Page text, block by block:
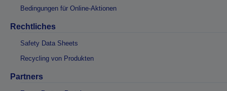
Bedingungen für Online-Aktionen
Rechtliches
Safety Data Sheets
Recycling von Produkten
Partners